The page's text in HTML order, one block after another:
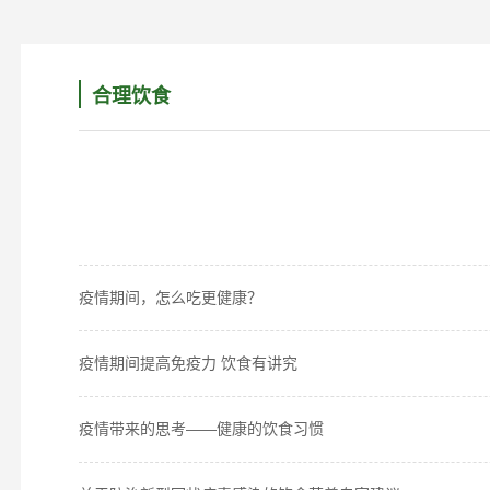
合理饮食
疫情期间，怎么吃更健康？
疫情期间提高免疫力 饮食有讲究
疫情带来的思考——健康的饮食习惯